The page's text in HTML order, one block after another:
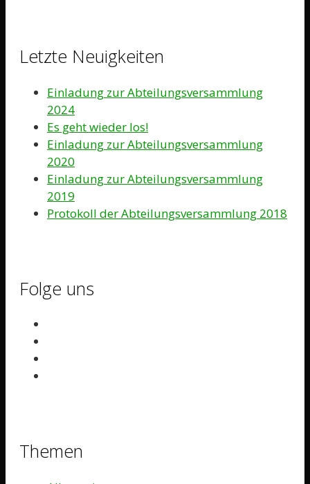
Letzte Neuigkeiten
Einladung zur Abteilungsversammlung
2024
Es geht wieder los!
Einladung zur Abteilungsversammlung
2020
Einladung zur Abteilungsversammlung
2019
Protokoll der Abteilungsversammlung 2018
Folge uns
Themen